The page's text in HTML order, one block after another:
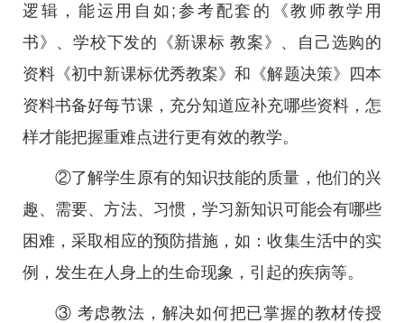
逻辑，能运用自如;参考配套的《教师教学用
书》、学校下发的《新课标 教案》、自己选购的
资料《初中新课标优秀教案》和《解题决策》四本
资料书备好每节课，充分知道应补充哪些资料，怎
样才能把握重难点进行更有效的教学。
②了解学生原有的知识技能的质量，他们的兴
趣、需要、方法、习惯，学习新知识可能会有哪些
困难，采取相应的预防措施，如：收集生活中的实
例，发生在人身上的生命现象，引起的疾病等。
③ 考虑教法，解决如何把已掌握的教材传授